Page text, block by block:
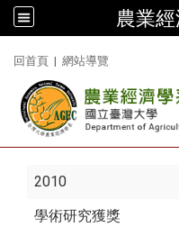
農業
回首頁 | 網站導覽
2010
學術研究獲獎